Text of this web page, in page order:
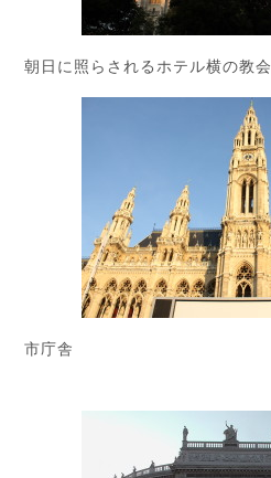
朝日に照らされるホテル横の教会
市庁舎